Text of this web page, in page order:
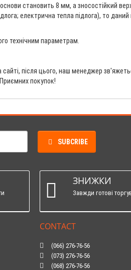
становить 8 мм, а зносостійкий
електрична тепла підлога), то даний
технічним параметрам.
після цього, наш менеджер
покупок!
SUBCRIBE
ЗНИЖКИ
Завжди готові
CONTACT
(066) 276-76-56
(073) 276-76-56
(068) 276-76-56